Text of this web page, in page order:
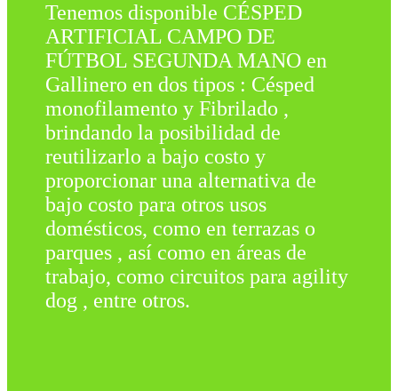
Tenemos disponible CÉSPED
ARTIFICIAL CAMPO DE
FÚTBOL SEGUNDA MANO en
Gallinero en dos tipos : Césped
monofilamento y Fibrilado ,
brindando la posibilidad de
reutilizarlo a bajo costo y
proporcionar una alternativa de
bajo costo para otros usos
domésticos, como en terrazas o
parques , así como en áreas de
trabajo, como circuitos para agility
dog , entre otros.